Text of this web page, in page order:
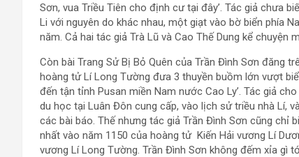
Sơn, vua Triều Tiên cho định cư tại đây’. Tác giả chưa
Li với nguyên do khác nhau, một giạt vào bờ biển phía
năm. Cả hai tác giả Trà Lũ và Cao Thế Dung kể chuyện
Còn bài Trang Sử Bị Bỏ Quên của Trần Đình Sơn đăng
hoàng tử Lí Long Tường đưa 3 thuyền buồm lớn vượt
đến tận tỉnh Pusan miền Nam nước Cao Ly’. Tác giả
du học tại Luân Đôn cung cấp, vào lịch sử triều nhà Lí,
các bài báo. Thế nhưng tác giả Trần Đình Sơn cũng
nhất vào năm 1150 của hoàng tử Kiến Hải vương Lí
vương Lí Long Tường. Trần Đình Sơn không đếm xỉa gì